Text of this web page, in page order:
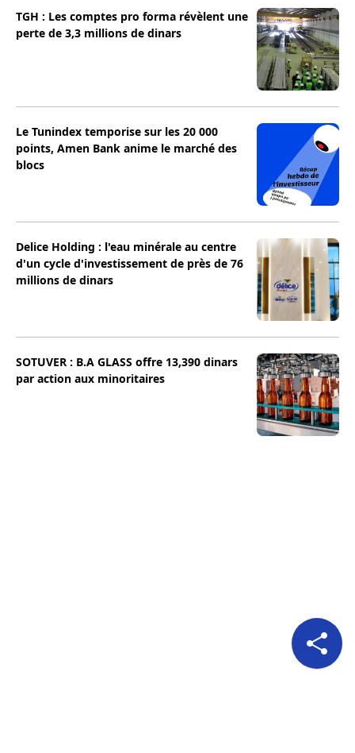
TGH : Les comptes pro forma révèlent une
perte de 3,3 millions de dinars
Le Tunindex temporise sur les 20 000
points, Amen Bank anime le marché des
blocs
Delice Holding : l'eau minérale au centre
d'un cycle d'investissement de près de 76
millions de dinars
SOTUVER : B.A GLASS offre 13,390 dinars
par action aux minoritaires